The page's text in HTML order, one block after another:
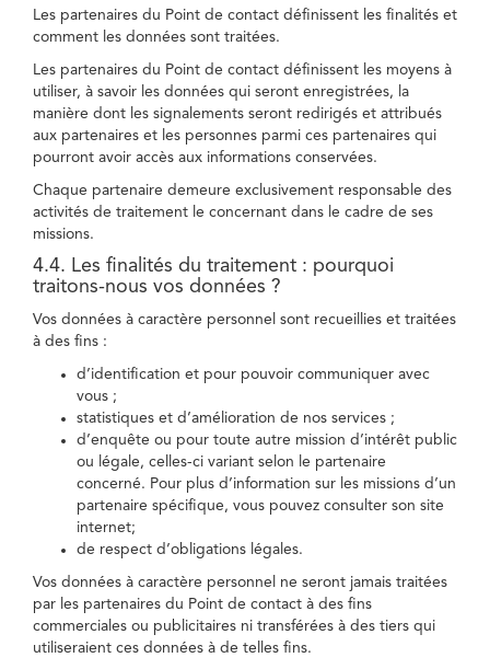
Les partenaires du Point de contact définissent les finalités et
comment les données sont traitées.
Les partenaires du Point de contact définissent les moyens à
utiliser, à savoir les données qui seront enregistrées, la
manière dont les signalements seront redirigés et attribués
aux partenaires et les personnes parmi ces partenaires qui
pourront avoir accès aux informations conservées.
Chaque partenaire demeure exclusivement responsable des
activités de traitement le concernant dans le cadre de ses
missions.
4.4. Les finalités du traitement : pourquoi
traitons-nous vos données ?
Vos données à caractère personnel sont recueillies et traitées
à des fins :
d’identification et pour pouvoir communiquer avec
vous ;
statistiques et d’amélioration de nos services ;
d’enquête ou pour toute autre mission d’intérêt public
ou légale, celles-ci variant selon le partenaire
concerné. Pour plus d’information sur les missions d’un
partenaire spécifique, vous pouvez consulter son site
internet;
de respect d’obligations légales.
Vos données à caractère personnel ne seront jamais traitées
par les partenaires du Point de contact à des fins
commerciales ou publicitaires ni transférées à des tiers qui
utiliseraient ces données à de telles fins.